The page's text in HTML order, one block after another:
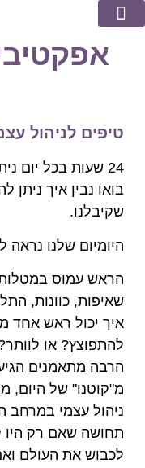
טיפים לניהול
24 שעות בכל יום ניתנות לנו במתנה. מתנה נהדרת!
בואו נבין איך ניתן
שקיבלנו.
היומיום שלנו נראה
הראש עמוס
שאיפות, כוונות,
איך יכול ראש אחד
להתפוצץ? או
הרבה מתאמנים
מ"קוטנו" של היום,
ניהול עצמי במרחב
תחושה שאם רק היו
לכבוש את העולם